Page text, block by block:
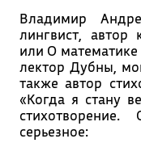
Владимир
лингвист, автор
или О математике
лектор Дубны,
также автор
«Когда я стану
серьезное: